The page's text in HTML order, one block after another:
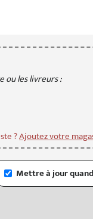
ou les livreurs :
?Ajoutez votre
Mettre à jour